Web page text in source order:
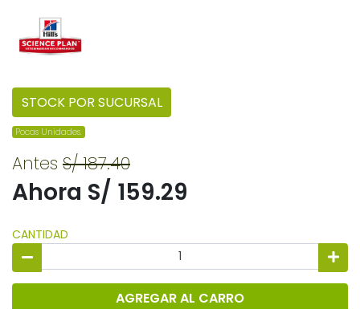
STOCK POR SUCURSAL
Pocas Unidades.
Antes S/ 187.40
Ahora S/ 159.29
CANTIDAD
AGREGAR AL CARRO